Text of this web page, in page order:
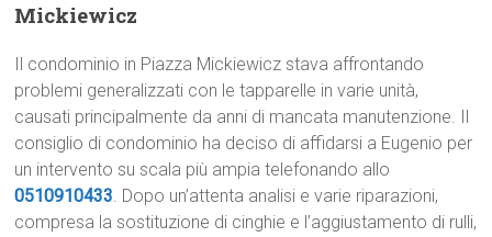
Mickiewicz
Il condominio in Piazza Mickiewicz stava affrontando
problemi generalizzati con le tapparelle in varie unità,
causati principalmente da anni di mancata manutenzione. Il
consiglio di condominio ha deciso di affidarsi a Eugenio per
un intervento su scala più ampia telefonando allo
0510910433. Dopo un’attenta analisi e varie riparazioni,
compresa la sostituzione di cinghie e l’aggiustamento di rulli,